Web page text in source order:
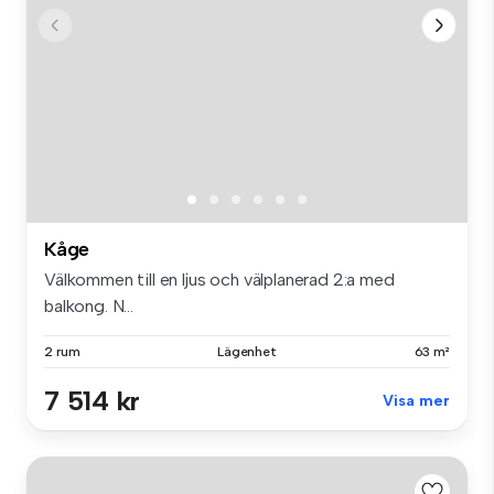
Kåge
Välkommen till en ljus och välplanerad 2:a med
balkong. N...
2 rum Lägenhet 63 m²
7 514 kr Visa mer